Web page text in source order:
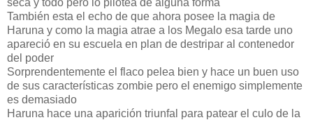
También esta el echo de que ahora posee la magia de
Haruna y como la magia atrae a los Megalo esa tarde uno
apareció en su escuela en plan de destripar al contenedor
del poder
Sorprendentemente el flaco pelea bien y hace un buen uso
de sus características zombie pero el enemigo simplemente
es demasiado
Haruna hace una aparición triunfal para patear el culo de la